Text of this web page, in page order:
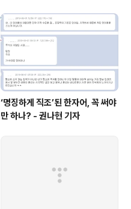
‘명징하게 직조’된 한자어, 꼭 써야
만 하나? - 권나현 기자